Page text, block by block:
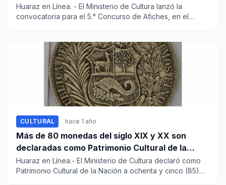
los Museos
Huaraz en Línea. - El Ministerio de Cultura lanzó la
convocatoria para el 5.° Concurso de Afiches, en el
CULTURAL hace 1 año
Más de 80 monedas del siglo XIX y XX son
declaradas como Patrimonio Cultural de la
Nación
Huaraz en Línea.- El Ministerio de Cultura declaró como
Patrimonio Cultural de la Nación a ochenta y cinco (85)